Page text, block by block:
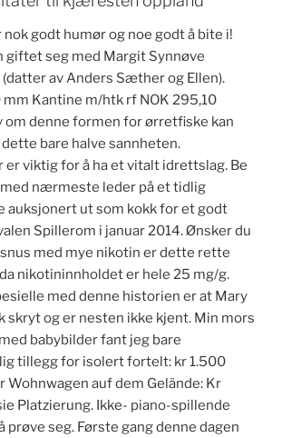
godt humør og noe godt å bite i!
giftet seg med Margit Synnøve
av Anders Sæther og Ellen).
mm Kantine m/htk rf NOK 295,10
om denne formen for ørretfiske kan
bare halve sannheten.
viktig for å ha et vitalt idrettslag. Be
nærmeste leder på et tidlig
auksjonert ut som kokk for et godt
Spillerom i januar 2014. Ønsker du
med mye nikotin er dette rette
nikotininnholdet er hele 25 mg/g.
med denne historien er at Mary
skryt og er nesten ikke kjent. Min mors
babybilder fant jeg bare
tillegg for isolert fortelt: kr 1.500
Wohnwagen auf dem Gelände: Kr
Platzierung. Ikke- piano-spillende
prøve seg. Første gang denne dagen